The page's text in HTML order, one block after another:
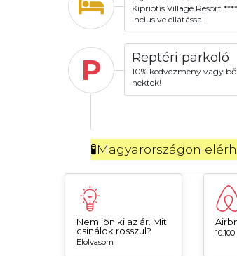
Kipriotis Village Resort
Inclusive ellátással
P Reptéri parkoló
10% kedvezmény vagy
nektek!
🧪Magyarországon
Nem jön ki az ár. Mit
csinálok rosszul?
Elolvasom